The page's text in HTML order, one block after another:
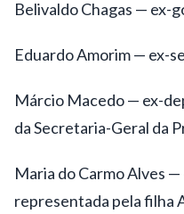
Belivaldo Chagas — ex-
Eduardo Amorim — ex-
Márcio Macedo — ex-
da Secretaria-Geral da
Maria do Carmo Alves
representada pela filha